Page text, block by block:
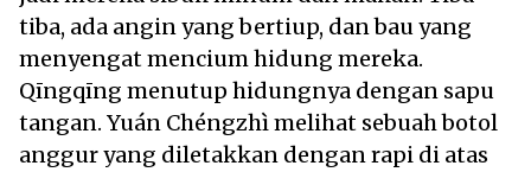
tiba, ada angin yang bertiup, dan bau yang
menyengat mencium hidung mereka.
Qīngqīng menutup hidungnya dengan sapu
tangan. Yuán Chéngzhì melihat sebuah botol
anggur yang diletakkan dengan rapi di atas